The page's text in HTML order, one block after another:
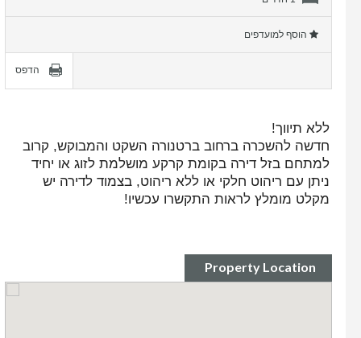
הוסף למועדפים
הדפס
ללא תיווך!
חדשה להשכרה ברחוב ברטנורה השקט והמבוקש, קרוב
למתחם בזל דירה בקומת קרקע מושלמת לזוג או יחיד
ניתן עם ריהוט חלקי או ללא ריהוט, בצמוד לדירה יש
מקלט מומלץ לראות התקשרו עכשיו!
Property Location